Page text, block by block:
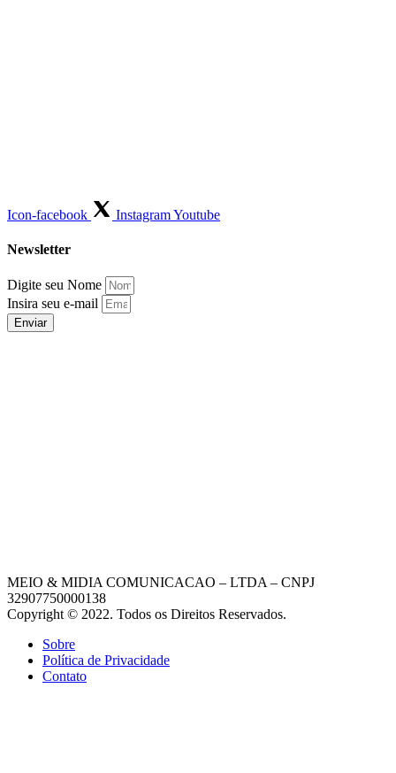
Icon-facebook InstagramYoutube
Newsletter
Digite seu Nome
Insira seu e-mail
Enviar
MEIO & MIDIA COMUNICACAO – LTDA – CNPJ
32907750000138
Copyright © 2022. Todos os Direitos Reservados.
Sobre
Política de Privacidade
Contato